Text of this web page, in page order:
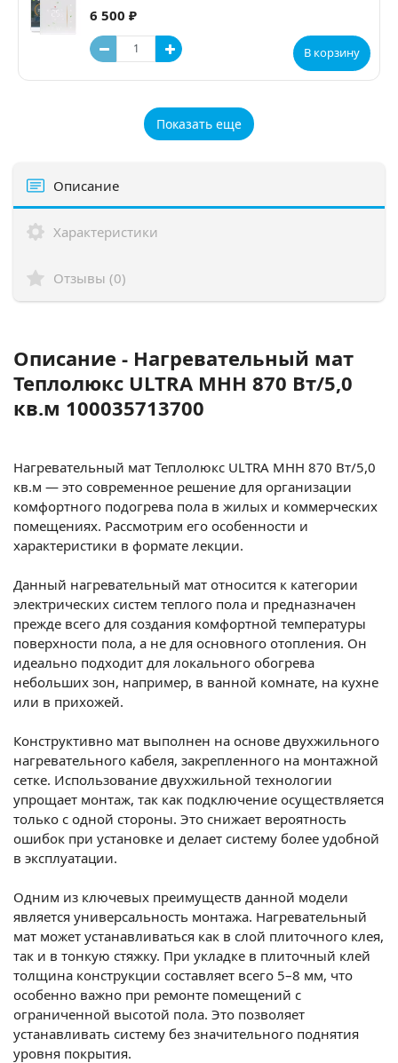
6 500 ₽
В корзину
Показать еще
Описание
Характеристики
Отзывы (0)
Описание - Нагревательный мат
Теплолюкс ULTRA МНН 870 Вт/5,0
кв.м 100035713700
Нагревательный мат Теплолюкс ULTRA МНН 870 Вт/5,0
кв.м — это современное решение для организации
комфортного подогрева пола в жилых и коммерческих
помещениях. Рассмотрим его особенности и
характеристики в формате лекции.
Данный нагревательный мат относится к категории
электрических систем теплого пола и предназначен
прежде всего для создания комфортной температуры
поверхности пола, а не для основного отопления. Он
идеально подходит для локального обогрева
небольших зон, например, в ванной комнате, на кухне
или в прихожей.
Конструктивно мат выполнен на основе двухжильного
нагревательного кабеля, закрепленного на монтажной
сетке. Использование двухжильной технологии
упрощает монтаж, так как подключение осуществляется
только с одной стороны. Это снижает вероятность
ошибок при установке и делает систему более удобной
в эксплуатации.
Одним из ключевых преимуществ данной модели
является универсальность монтажа. Нагревательный
мат может устанавливаться как в слой плиточного клея,
так и в тонкую стяжку. При укладке в плиточный клей
толщина конструкции составляет всего 5–8 мм, что
особенно важно при ремонте помещений с
ограниченной высотой пола. Это позволяет
устанавливать систему без значительного поднятия
уровня покрытия.